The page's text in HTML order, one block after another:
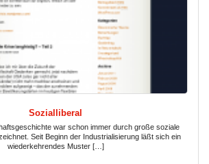
Sozialliberal
war schon immer durch große soziale
Seit Beginn der Industrialisierung läßt sich ein
wiederkehrendes Muster […]